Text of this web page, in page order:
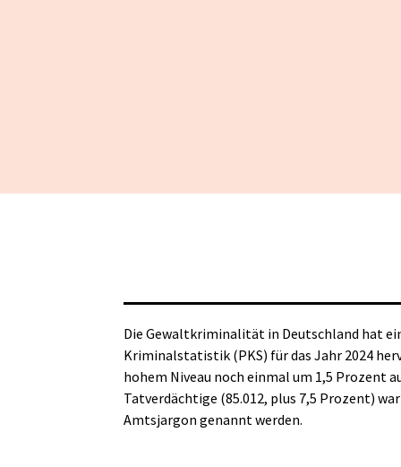
Die Gewaltkriminalität in Deutschland hat
Kriminalstatistik (PKS) für das Jahr 2024
hohem Niveau noch einmal um 1,5 Prozent
Tatverdächtige (85.012, plus 7,5 Prozent)
Amtsjargon genannt werden.